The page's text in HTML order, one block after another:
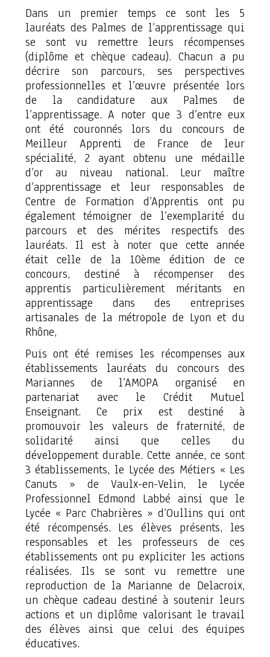
Dans un premier temps ce sont les 5
lauréats des Palmes de l’apprentissage qui
se sont vu remettre leurs récompenses
(diplôme et chèque cadeau). Chacun a pu
décrire son parcours, ses perspectives
professionnelles et l’œuvre présentée lors
de la candidature aux Palmes de
l’apprentissage. A noter que 3 d’entre eux
ont été couronnés lors du concours de
Meilleur Apprenti de France de leur
spécialité, 2 ayant obtenu une médaille
d’or au niveau national. Leur maître
d’apprentissage et leur responsables de
Centre de Formation d’Apprentis ont pu
également témoigner de l’exemplarité du
parcours et des mérites respectifs des
lauréats. Il est à noter que cette année
était celle de la 10ème édition de ce
concours, destiné à récompenser des
apprentis particulièrement méritants en
apprentissage dans des entreprises
artisanales de la métropole de Lyon et du
Rhône,
Puis ont été remises les récompenses aux
établissements lauréats du concours des
Mariannes de l’AMOPA organisé en
partenariat avec le Crédit Mutuel
Enseignant. Ce prix est destiné à
promouvoir les valeurs de fraternité, de
solidarité ainsi que celles du
développement durable. Cette année, ce sont
3 établissements, le Lycée des Métiers « Les
Canuts » de Vaulx-en-Velin, le Lycée
Professionnel Edmond Labbé ainsi que le
Lycée « Parc Chabrières » d’Oullins qui ont
été récompensés. Les élèves présents, les
responsables et les professeurs de ces
établissements ont pu expliciter les actions
réalisées. Ils se sont vu remettre une
reproduction de la Marianne de Delacroix,
un chèque cadeau destiné à soutenir leurs
actions et un diplôme valorisant le travail
des élèves ainsi que celui des équipes
éducatives.